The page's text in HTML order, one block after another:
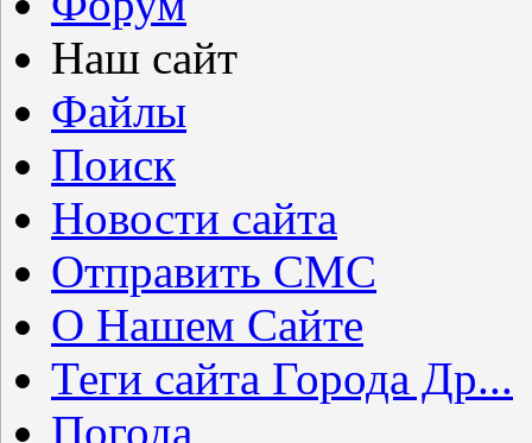
Наш сайт
Файлы
Поиск
Новости сайта
Отправить СМС
О Нашем Сайте
Теги сайта Города Др...
Погода